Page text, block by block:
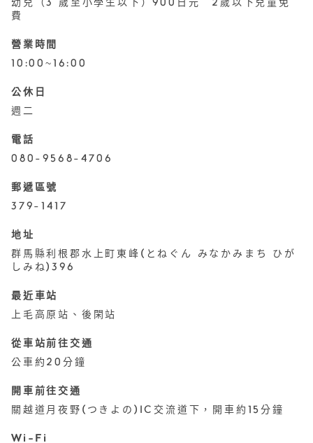
幼兒（3 歲至小學生以下）900日元 2歲以下兒童免
費
營業時間
10:00~16:00
公休日
週二
電話
080-9568-4706
郵遞區號
379-1417
地址
群馬縣利根郡水上町東峰(とねぐん みなかみまち ひが
しみね)396
最近車站
上毛高原站、後閑站
從車站前往交通
公車約20分鐘
開車前往交通
關越道月夜野(つきよの)IC交流道下，開車約15分鐘
Wi-Fi